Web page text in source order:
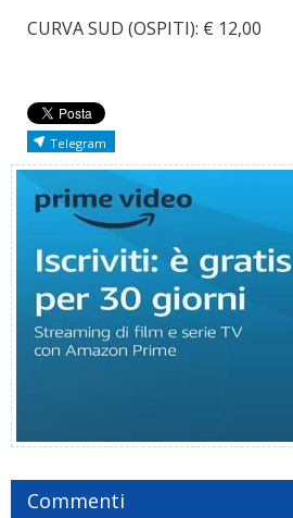
CURVA SUD (OSPITI): € 12,00
Telegram
Commenti